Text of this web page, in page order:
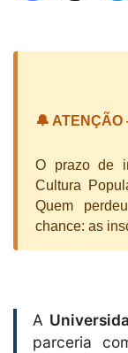
🔔
O prazo de
Cultura
Quem
chance: as
A
parceria